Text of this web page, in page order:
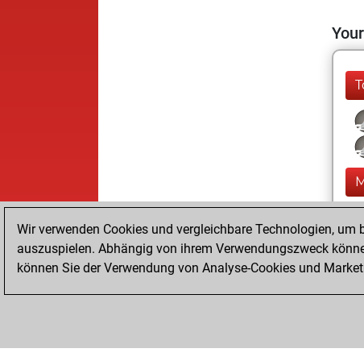
Wir verwenden Cookies und vergleichbare Technologien,
auszuspielen. Abhängig von ihrem Verwendungszweck
können Sie der Verwendung von Analyse-Cookies und